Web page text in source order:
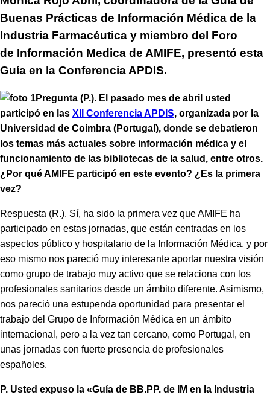
Buenas Prácticas de Información Médica de la
Industria Farmacéutica y miembro del Foro
de Información Medica de AMIFE, presentó esta
Guía en la Conferencia APDIS.
Pregunta (P.). El pasado mes de abril usted
participó en las XII Conferencia APDIS, organizada por la
Universidad de Coimbra (Portugal), donde se debatieron
los temas más actuales sobre información médica y el
funcionamiento de las bibliotecas de la salud, entre otros.
¿Por qué AMIFE participó en este evento? ¿Es la primera
vez?
Respuesta (R.). Sí, ha sido la primera vez que AMIFE ha
participado en estas jornadas, que están centradas en los
aspectos público y hospitalario de la Información Médica, y por
eso mismo nos pareció muy interesante aportar nuestra visión
como grupo de trabajo muy activo que se relaciona con los
profesionales sanitarios desde un ámbito diferente. Asimismo,
nos pareció una estupenda oportunidad para presentar el
trabajo del Grupo de Información Médica en un ámbito
internacional, pero a la vez tan cercano, como Portugal, en
unas jornadas con fuerte presencia de profesionales
españoles.
P. Usted expuso la «Guía de BB.PP. de IM en la Industria